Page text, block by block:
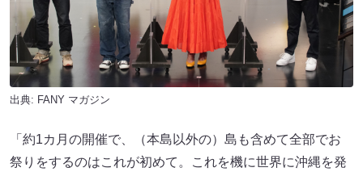
出典: FANY マガジン
「約1カ月の開催で、（本島以外の）島も含めて全部でお
祭りをするのはこれが初めて。これを機に世界に沖縄を発